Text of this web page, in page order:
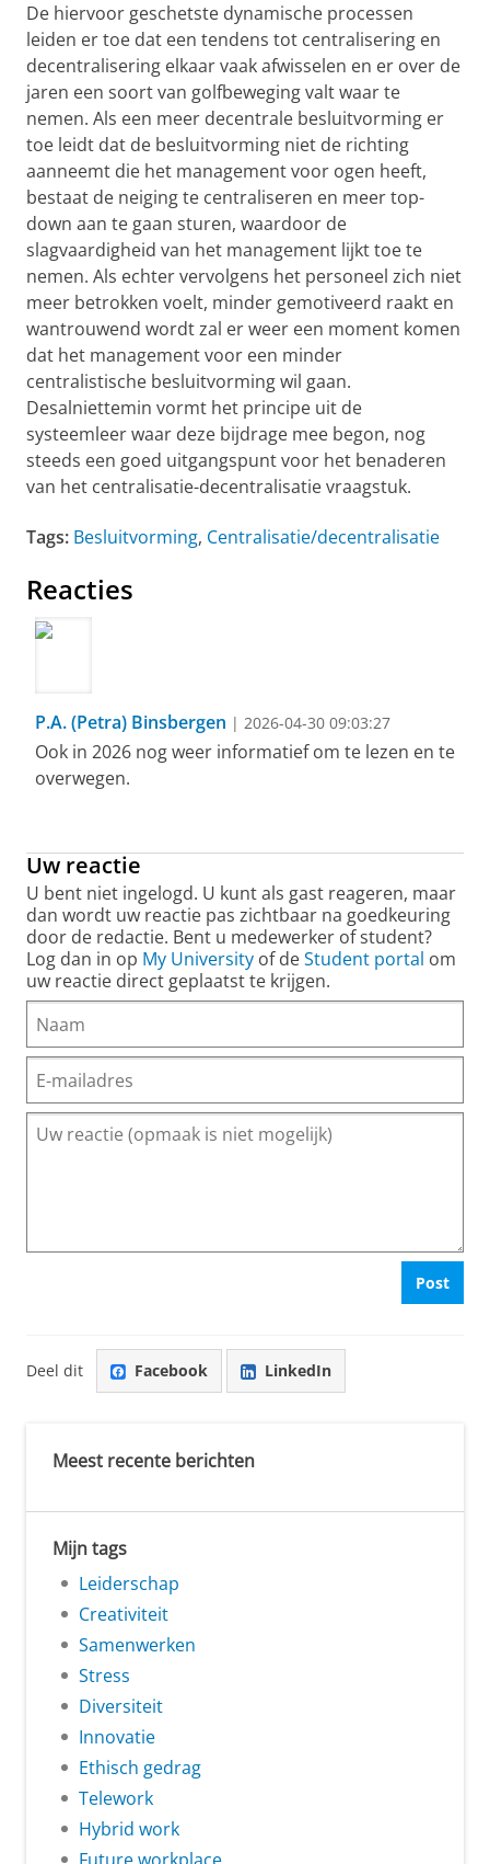
De hiervoor geschetste dynamische processen
leiden er toe dat een tendens tot centralisering en
decentralisering elkaar vaak afwisselen en er over de
jaren een soort van golfbeweging valt waar te
nemen. Als een meer decentrale besluitvorming er
toe leidt dat de besluitvorming niet de richting
aanneemt die het management voor ogen heeft,
bestaat de neiging te centraliseren en meer top-
down aan te gaan sturen, waardoor de
slagvaardigheid van het management lijkt toe te
nemen. Als echter vervolgens het personeel zich niet
meer betrokken voelt, minder gemotiveerd raakt en
wantrouwend wordt zal er weer een moment komen
dat het management voor een minder
centralistische besluitvorming wil gaan.
Desalniettemin vormt het principe uit de
systeemleer waar deze bijdrage mee begon, nog
steeds een goed uitgangspunt voor het benaderen
van het centralisatie-decentralisatie vraagstuk.
Tags: Besluitvorming, Centralisatie/decentralisatie
Reacties
P.A. (Petra) Binsbergen | 2026-04-30 09:03:27
Ook in 2026 nog weer informatief om te lezen en te
overwegen.
Uw reactie
U bent niet ingelogd. U kunt als gast reageren, maar
dan wordt uw reactie pas zichtbaar na goedkeuring
door de redactie. Bent u medewerker of student?
Log dan in op My University of deStudent portal om
uw reactie direct geplaatst te krijgen.
Post
Deel dit Facebook LinkedIn
Meest recente berichten
Mijn tags
Leiderschap
Creativiteit
Samenwerken
Stress
Diversiteit
Innovatie
Ethisch gedrag
Telework
Hybrid work
Future workplace